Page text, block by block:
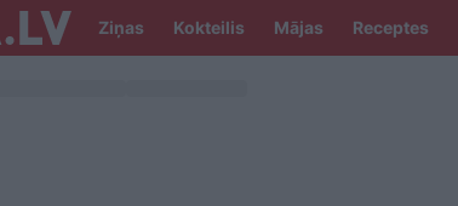
Ziņas Kokteilis Mājas Receptes